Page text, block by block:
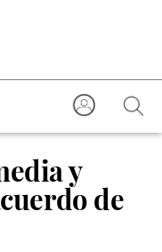
y
de